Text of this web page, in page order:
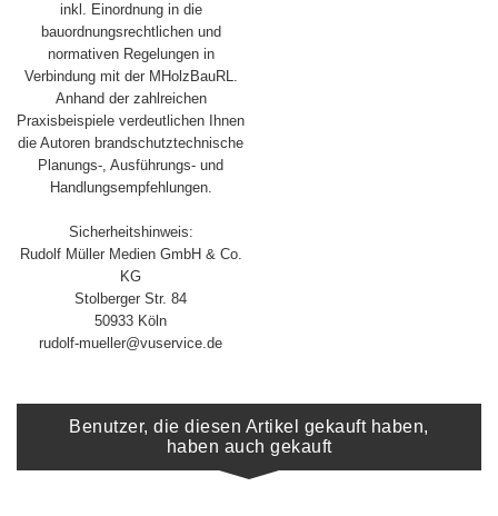
inkl. Einordnung in die
bauordnungsrechtlichen und
normativen Regelungen in
Verbindung mit der MHolzBauRL.
Anhand der zahlreichen
Praxisbeispiele verdeutlichen Ihnen
die Autoren brandschutztechnische
Planungs-, Ausführungs- und
Handlungsempfehlungen.
Sicherheitshinweis:
Rudolf Müller Medien GmbH & Co.
KG
Stolberger Str. 84
50933 Köln
rudolf-mueller@vuservice.de
Benutzer, die diesen Artikel gekauft haben,
haben auch gekauft